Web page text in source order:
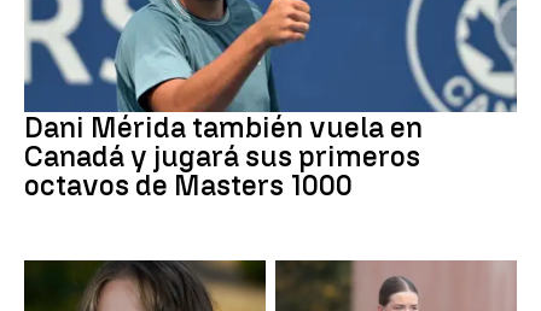
Dani Mérida también vuela en
Canadá y jugará sus primeros
octavos de Masters 1000